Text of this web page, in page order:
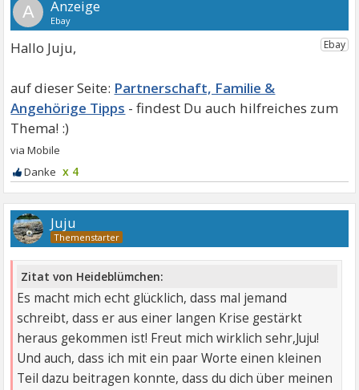
A
Hallo Juju,
Partnerschaft, Familie &
Angehörige Tipps
x 4
Juju
Zitat von Heideblümchen:
Es macht mich echt glücklich, dass mal jemand
schreibt, dass er aus einer langen Krise gestärkt
heraus gekommen ist! Freut mich wirklich sehr,Juju!
Und auch, dass ich mit ein paar Worte einen kleinen
Teil dazu beitragen konnte, dass du dich über meinen